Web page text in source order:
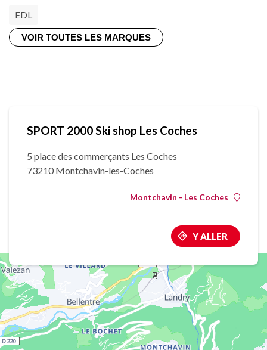
EDL
VOIR TOUTES LES MARQUES
SPORT 2000 Ski shop Les Coches
5 place des commerçants Les Coches
73210 Montchavin-les-Coches
Montchavin - Les Coches
Y ALLER